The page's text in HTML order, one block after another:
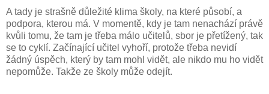
A tady je strašně důležité klima školy, na které působí, a
podpora, kterou má. V momentě, kdy je tam nenachází právě
kvůli tomu, že tam je třeba málo učitelů, sbor je přetížený, tak
se to cyklí. Začínající učitel vyhoří, protože třeba nevidí
žádný úspěch, který by tam mohl vidět, ale nikdo mu ho vidět
nepomůže. Takže ze školy může odejít.